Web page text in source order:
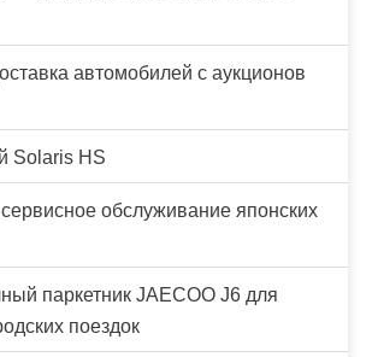
автомобилей с аукционов
Solaris HS
обслуживание японских
паркетник JAECOO J6 для
поездок